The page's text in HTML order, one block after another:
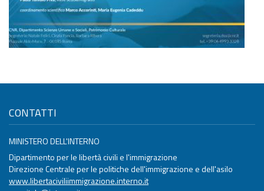
CONTATTI
MINISTERO DELL'INTERNO
Dipartimento per le libertà civili e l'immigrazione
Direzione Centrale per le politiche dell'immigrazione e dell'asilo
www.libertaciviliimmigrazione.interno.it